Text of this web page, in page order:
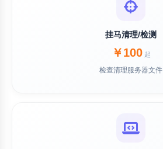
挂马清理/检测
￥100 起
检查清理服务器文件